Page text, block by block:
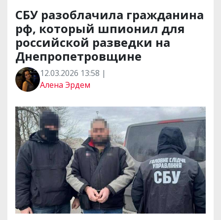
СБУ разоблачила гражданина
рф, который шпионил для
российской разведки на
Днепропетровщине
12.03.2026 13:58 |
Алена Эрдем